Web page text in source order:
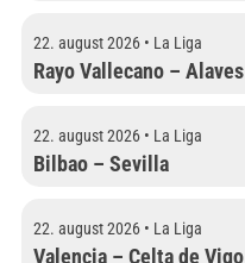
22. august 2026 • La Liga
Rayo Vallecano – Alaves
22. august 2026 • La Liga
Bilbao – Sevilla
22. august 2026 • La Liga
Valencia – Celta de Vigo